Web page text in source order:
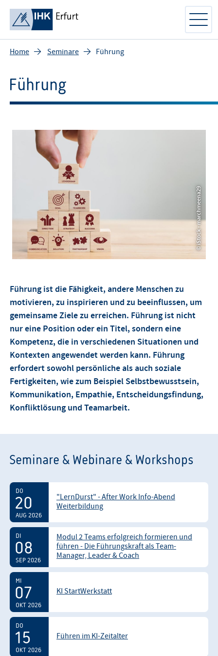
Home Seminare Führung
Führung
© iStock - marchmeena29
Führung ist die Fähigkeit, andere Menschen zu
motivieren, zu inspirieren und zu beeinflussen, um
gemeinsame Ziele zu erreichen. Führung ist nicht
nur eine Position oder ein Titel, sondern eine
Kompetenz, die in verschiedenen Situationen und
Kontexten angewendet werden kann. Führung
erfordert sowohl persönliche als auch soziale
Fertigkeiten, wie zum Beispiel Selbstbewusstsein,
Kommunikation, Empathie, Entscheidungsfindung,
Konfliktlösung und Teamarbeit.
Seminare & Webinare & Workshops
DO
20
AUG 2026
"LernDurst" - After Work Info-Abend
Weiterbildung
DI
08
SEP 2026
Modul 2 Teams erfolgreich formieren und
führen - Die Führungskraft als Team-
Manager, Leader & Coach
MI
07
OKT 2026
KI StartWerkstatt
DO
15
OKT 2026
Führen im KI-Zeitalter